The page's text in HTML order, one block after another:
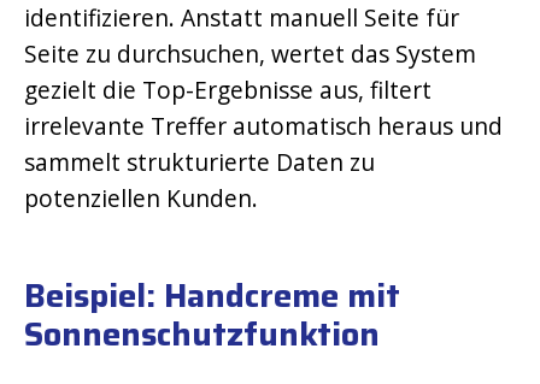
identifizieren. Anstatt manuell Seite für
Seite zu durchsuchen, wertet das System
gezielt die Top-Ergebnisse aus, filtert
irrelevante Treffer automatisch heraus und
sammelt strukturierte Daten zu
potenziellen Kunden.
Beispiel: Handcreme mit
Sonnenschutzfunktion